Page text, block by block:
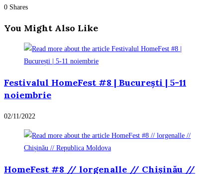
0 Shares
You Might Also Like
Festivalul HomeFest #8 | București | 5-11
noiembrie
02/11/2022
HomeFest #8 // lorgenalle // Chișinău //